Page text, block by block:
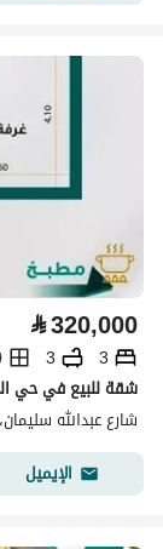
⃁320,000
3
3
شقة للبيع في حي
شارع عبدالله
الإيميل